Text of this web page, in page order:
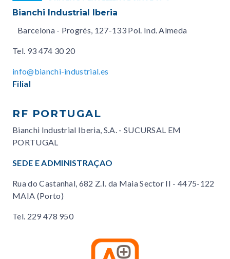
Bianchi Industrial Iberia
Barcelona - Progrés, 127-133 Pol. Ind. Almeda
Tel. 93 474 30 20
info@bianchi-industrial.es
Filial
RF PORTUGAL
Bianchi Industrial Iberia, S.A. - SUCURSAL EM
PORTUGAL
SEDE E ADMINISTRAÇAO
Rua do Castanhal, 682 Z.I. da Maia Sector II - 4475-122
MAIA (Porto)
Tel. 229 478 950